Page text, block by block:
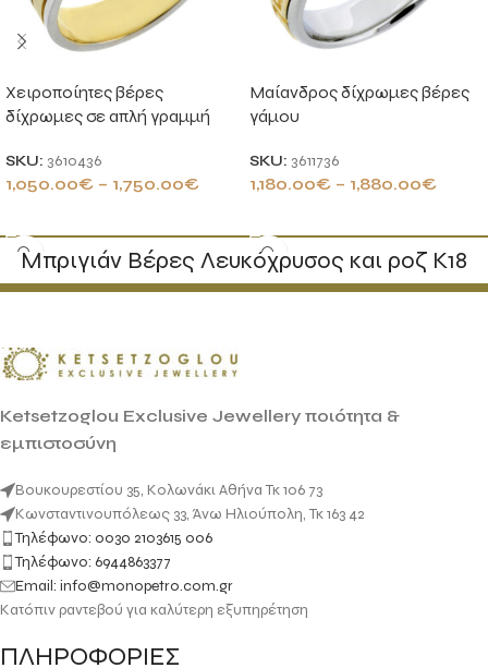
Χειροποίητες βέρες
δίχρωμες σε απλή γραμμή
SKU: 3610436
1,050.00€ – 1,750.00€
Μαίανδρος δίχρωμες βέρες
γάμου
SKU: 3611736
1,180.00€ – 1,880.00€
Μπριγιάν Βέρες Λευκόχρυσος και ροζ Κ18
Ketsetzoglou Exclusive Jewellery ποιότητα &
εμπιστοσύνη
Βουκουρεστίου 35, Κολωνάκι Αθήνα Τκ 106 73
Κωνσταντινουπόλεως 33, Άνω Ηλιούπολη, Τκ 163 42
Τηλέφωνο: 0030 2103615 006
Τηλέφωνο: 6944863377
Email: info@monopetro.com.gr
Κατόπιν ραντεβού για καλύτερη εξυπηρέτηση
ΠΛΗΡΟΦΟΡΙΕΣ